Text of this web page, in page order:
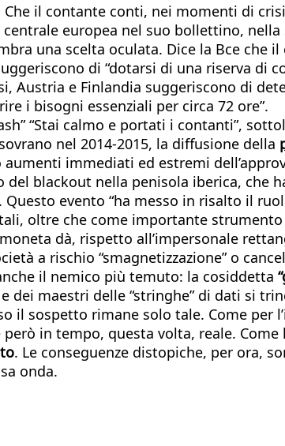
il contante conti, nei momenti di
europea nel suo bollettino,
una scelta oculata. Dice la Bce che il
di “dotarsi di una riserva di
Austria e Finlandia suggeriscono di
i bisogni essenziali per circa 72 ore”.
“Stai calmo e portati i contanti”,
nel 2014-2015, la diffusione della
immediati ed estremi
del blackout nella penisola iberica,
evento “ha messo in risalto il
oltre che come importante strumento
dà, rispetto all’impersonale
a rischio “smagnetizzazione” o
il nemico più temuto: la cosiddetta
dei maestri delle “stringhe” di dati si
il sospetto rimane solo tale. Come per
in tempo, questa volta, reale.
. Le conseguenze distopiche, per ora,
onda.